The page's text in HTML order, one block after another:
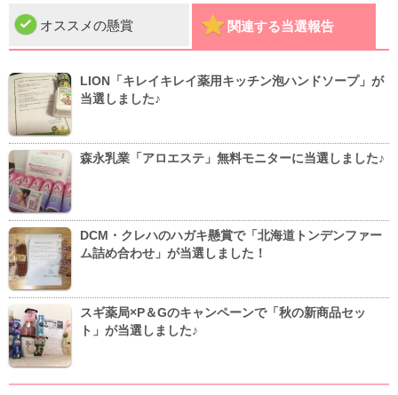
オススメの懸賞 関連する当選報告
LION「キレイキレイ薬用キッチン泡ハンドソープ」が
当選しました♪
森永乳業「アロエステ」無料モニターに当選しました♪
DCM・クレハのハガキ懸賞で「北海道トンデンファー
ム詰め合わせ」が当選しました！
スギ薬局×P＆Gのキャンペーンで「秋の新商品セッ
ト」が当選しました♪